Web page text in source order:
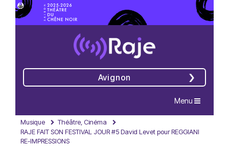
Avignon
Navigation
Menu
Musique
Théâtre, Cinéma
RAJE FAIT SON FESTIVAL JOUR #5 David Levet pour REGGIANI
RE-IMPRESSIONS